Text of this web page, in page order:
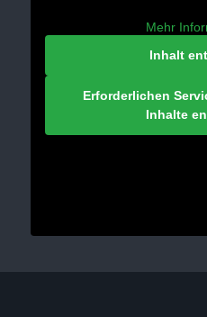
Mehr
Inhalt
Erforderlichen
Inhalte